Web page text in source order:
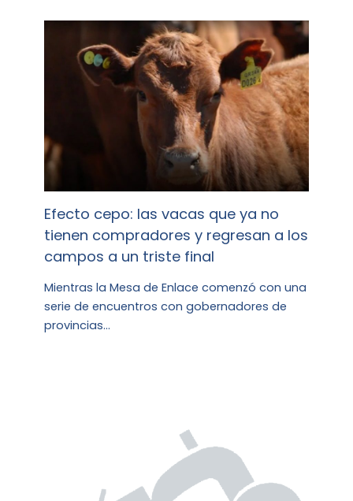
Efecto cepo: las vacas que ya no
tienen compradores y regresan a los
campos a un triste final
Mientras la Mesa de Enlace comenzó con una
serie de encuentros con gobernadores de
provincias…